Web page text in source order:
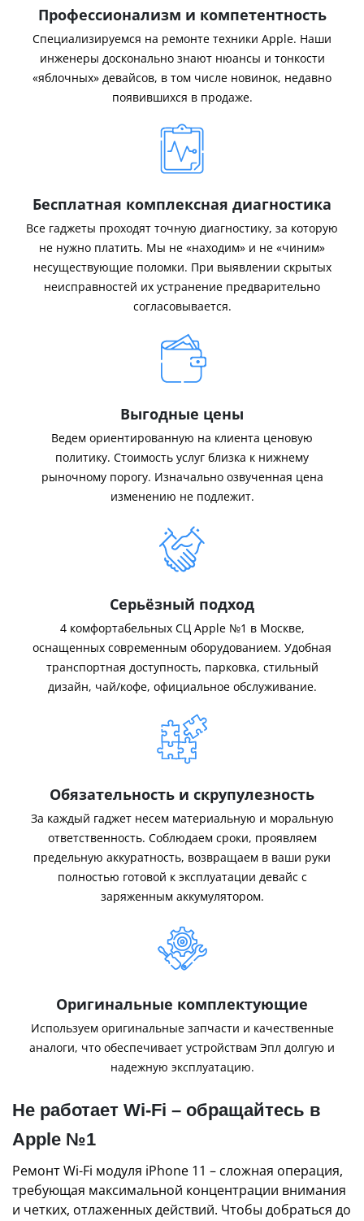
Профессионализм и компетентность
Специализируемся на ремонте техники Apple. Наши
инженеры досконально знают нюансы и тонкости
«яблочных» девайсов, в том числе новинок, недавно
появившихся в продаже.
Бесплатная комплексная диагностика
Все гаджеты проходят точную диагностику, за которую
не нужно платить. Мы не «находим» и не «чиним»
несуществующие поломки. При выявлении скрытых
неисправностей их устранение предварительно
согласовывается.
Выгодные цены
Ведем ориентированную на клиента ценовую
политику. Стоимость услуг близка к нижнему
рыночному порогу. Изначально озвученная цена
изменению не подлежит.
Серьёзный подход
4 комфортабельных СЦ Apple №1 в Москве,
оснащенных современным оборудованием. Удобная
транспортная доступность, парковка, стильный
дизайн, чай/кофе, официальное обслуживание.
Обязательность и скрупулезность
За каждый гаджет несем материальную и моральную
ответственность. Соблюдаем сроки, проявляем
предельную аккуратность, возвращаем в ваши руки
полностью готовой к эксплуатации девайс с
заряженным аккумулятором.
Оригинальные комплектующие
Используем оригинальные запчасти и качественные
аналоги, что обеспечивает устройствам Эпл долгую и
надежную эксплуатацию.
Не работает Wi-Fi – обращайтесь в
Apple №1
Ремонт Wi-Fi модуля iPhone 11 – сложная операция,
требующая максимальной концентрации внимания
и четких, отлаженных действий. Чтобы добраться до